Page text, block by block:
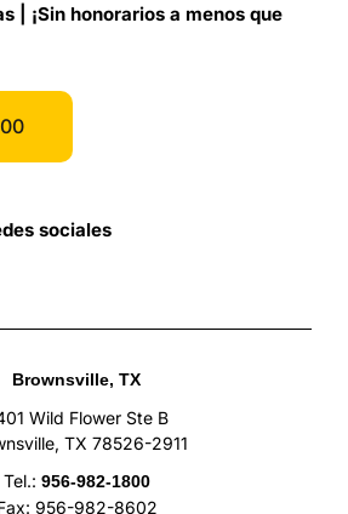
| ¡Sin honorarios a menos que
sociales
Brownsville, TX
Wild Flower Ste B
TX 78526-2911
Tel.: 956-982-1800
956-982-8602